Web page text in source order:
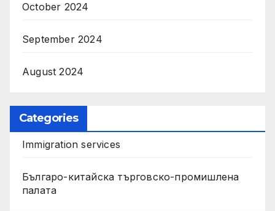
October 2024
September 2024
August 2024
Categories
Immigration services
Българо-китайска търговско-промишлена
палата